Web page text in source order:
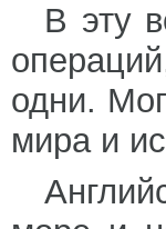
В эту
одни.
мира и